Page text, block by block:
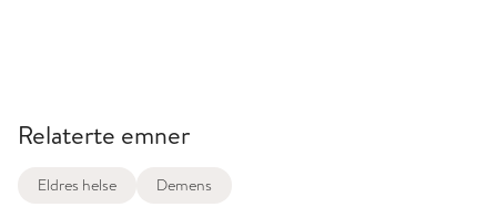
Relaterte emner
Eldres helse Demens